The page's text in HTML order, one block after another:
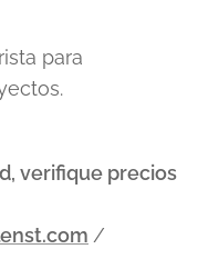
para
verifique precios
/